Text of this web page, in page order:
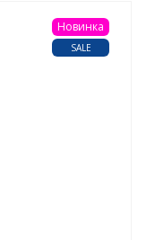
Новинка
SALE